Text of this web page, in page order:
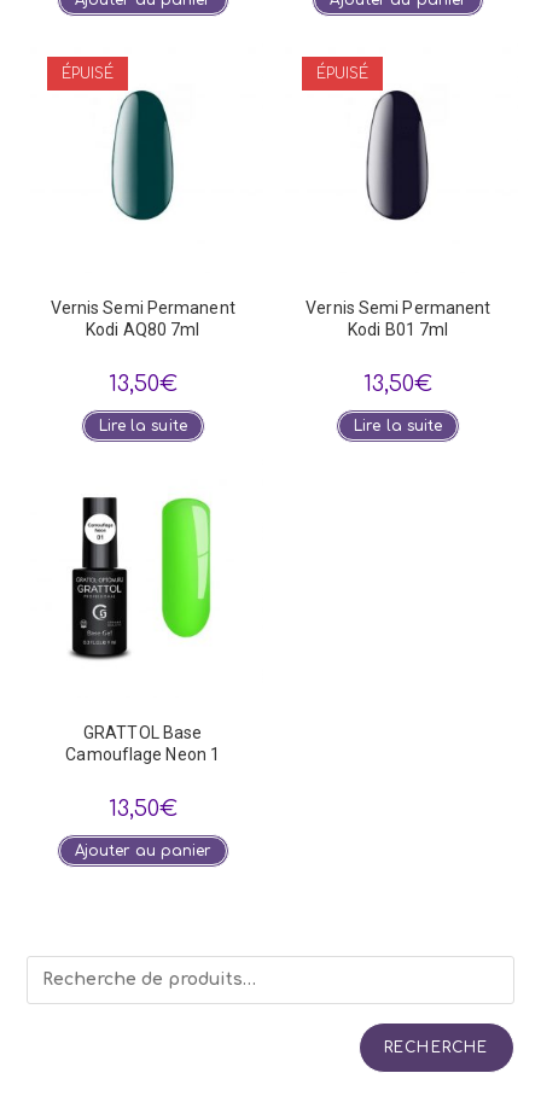
ÉPUISÉ
Vernis Semi Permanent
Kodi AQ80 7ml
13,50€
Lire la suite
ÉPUISÉ
Vernis Semi Permanent
Kodi B01 7ml
13,50€
Lire la suite
GRATTOL Base
Camouflage Neon 1
13,50€
Ajouter au panier
RECHERCHE